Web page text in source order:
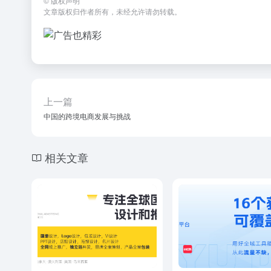
文章版权归作者所有，未经允许请勿转载。
上一篇
中国的跨境电商发展与挑战
相关文章